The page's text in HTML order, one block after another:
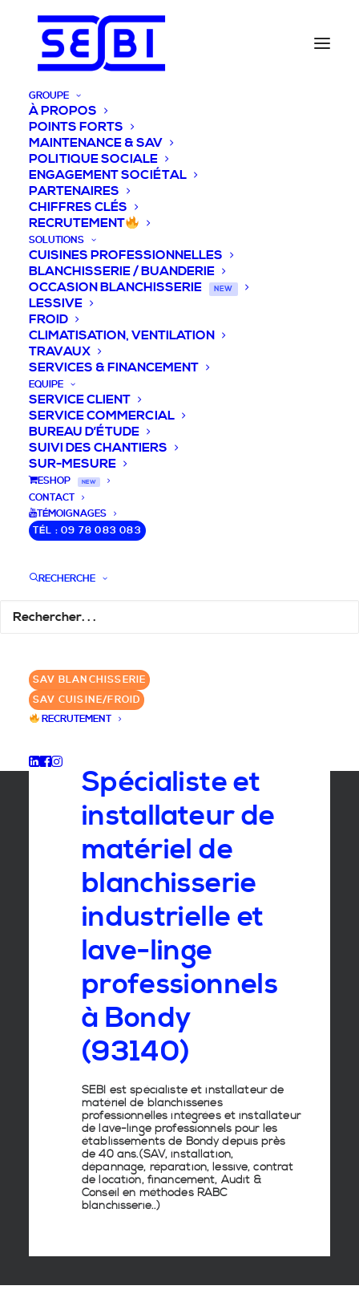
GROUPE
À PROPOS
POINTS FORTS
MAINTENANCE & SAV
POLITIQUE SOCIALE
ENGAGEMENT SOCIÉTAL
PARTENAIRES
CHIFFRES CLÉS
RECRUTEMENT
SOLUTIONS
CUISINES PROFESSIONNELLES
BLANCHISSERIE / BUANDERIE
OCCASION BLANCHISSERIE
NEW
LESSIVE
FROID
CLIMATISATION, VENTILATION
TRAVAUX
SERVICES & FINANCEMENT
EQUIPE
SERVICE CLIENT
SERVICE COMMERCIAL
BUREAU D’ÉTUDE
SUIVI DES CHANTIERS
SUR-MESURE
ESHOP NEW
CONTACT
TÉMOIGNAGES
TÉL : 09 78 083 083
RECHERCHE
SAV BLANCHISSERIE
SAV CUISINE/FROID
RECRUTEMENT
DEVIS / CONSEILS /
QUESTIONS
votre projet de blanchisserie intégrée!
✆ 09 78 083 083
Spécialiste et
installateur de
matériel de
blanchisserie
industrielle et
lave-linge
professionnels
à Bondy
(93140)
SEBI est spécialiste et installateur de
matériel de blanchisseries
professionnelles intégrées etinstallateur
de lave-lingeprofessionnels pour les
établissements de Bondydepuis près
de 40 ans.(SAV, installation,
dépannage, réparation, lessive, contrat
de location, financement, Audit &
Conseil en méthodes RABC
blanchisserie..)